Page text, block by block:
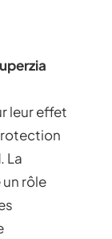
leur effet
. La
rôle